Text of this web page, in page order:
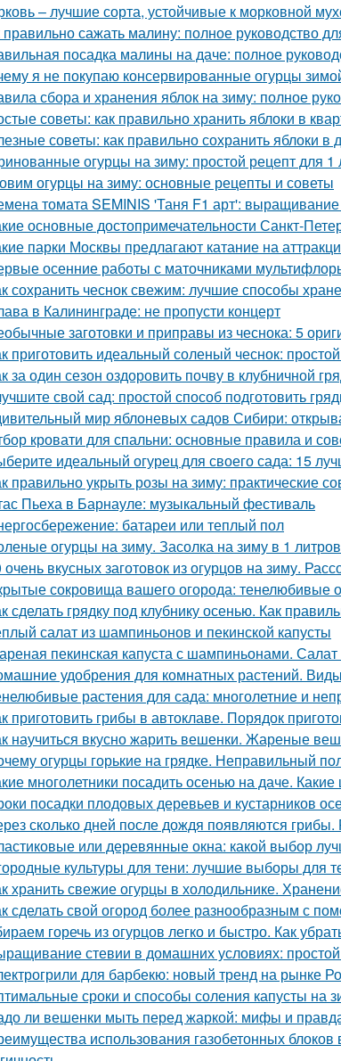
– лучшие сорта, устойчивые к морковной
правильно сажать малину: полное руководство
посадка малины на даче: полное
я не покупаю консервированные огурцы
сбора и хранения яблок на зиму: полное
советы: как правильно хранить яблоки в
советы: как правильно сохранить яблоки
огурцы на зиму: простой рецепт для 1
огурцы на зиму: основные рецепты и советы
томата SEMINIS 'Таня F1 арт': выращивание
основные достопримечательности Санкт-
парки Москвы предлагают катание на
осенние работы с маточниками
сохранить чеснок свежим: лучшие способы
в Калининграде: не пропусти концерт
заготовки и приправы из чеснока: 5
приготовить идеальный соленый чеснок:
за один сезон оздоровить почву в клубничной
свой сад: простой способ подготовить
мир яблоневых садов Сибири:
кровати для спальни: основные правила и
идеальный огурец для своего сада: 15
правильно укрыть розы на зиму: практические
Пьеха в Барнауле: музыкальный фестиваль
батареи или теплый пол
огурцы на зиму. Засолка на зиму в 1
очень вкусных заготовок из огурцов на зиму.
сокровища вашего огорода: тенелюбивые
сделать грядку под клубнику осенью. Как
салат из шампиньонов и пекинской капусты
пекинская капуста с шампиньонами.
удобрения для комнатных растений.
растения для сада: многолетние и
приготовить грибы в автоклаве. Порядок
научиться вкусно жарить вешенки. Жареные
огурцы горькие на грядке. Неправильный
многолетники посадить осенью на даче.
посадки плодовых деревьев и кустарников
сколько дней после дождя появляются грибы.
или деревянные окна: какой выбор
культуры для тени: лучшие выборы для
хранить свежие огурцы в холодильнике.
сделать свой огород более разнообразным с
горечь из огурцов легко и быстро. Как
стевии в домашних условиях:
для барбекю: новый тренд на рынке
сроки и способы соления капусты на
ли вешенки мыть перед жаркой: мифы и
использования газобетонных